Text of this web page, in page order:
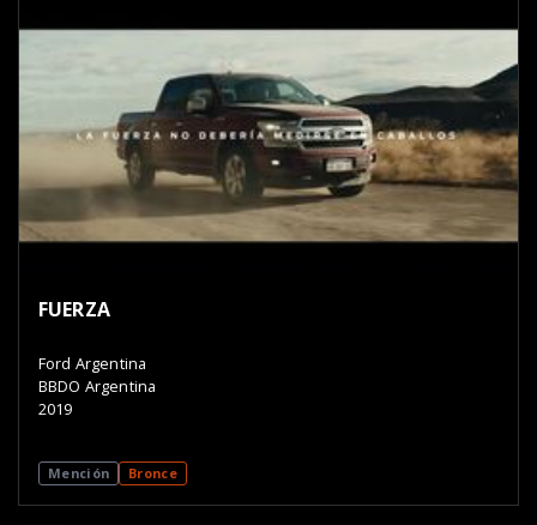
FUERZA
Ford Argentina
BBDO Argentina
2019
Mención Bronce